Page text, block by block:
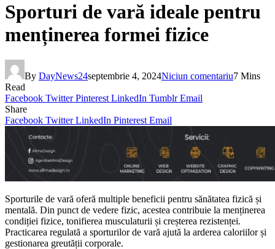
Sporturi de vară ideale pentru
menținerea formei fizice
By DayNews24septembrie 4, 2024Niciun comentariu7 Mins
Read
Facebook Twitter Pinterest LinkedIn Tumblr Email
Share
Facebook Twitter LinkedIn Pinterest Email
Sporturile de vară oferă multiple beneficii pentru sănătatea fizică și
mentală. Din punct de vedere fizic, acestea contribuie la menținerea
condiției fizice, tonifierea musculaturii și creșterea rezistenței.
Practicarea regulată a sporturilor de vară ajută la arderea caloriilor și
gestionarea greutății corporale.